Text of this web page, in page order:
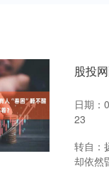
股投
日期：
23
转自：
却依然